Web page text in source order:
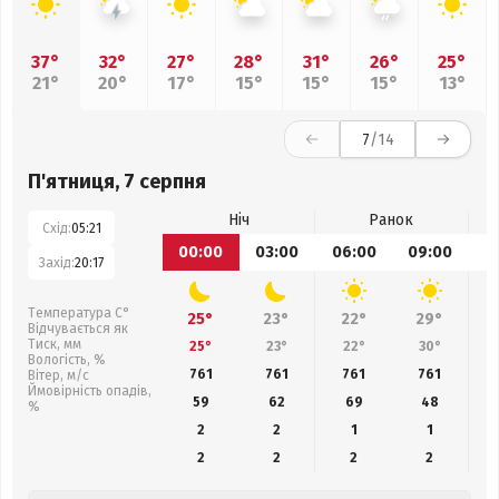
37°
21°
32°
20°
27°
17°
28°
15°
31°
15°
26°
15°
25°
13°
7/14
П'ятниця, 7 серпня
Схід:05:21
Захід:20:17
Температура С°
Відчувається як
Тиск, мм
Вологість, %
Вітер, м/с
Ймовірність опадів,
%
Ніч
Ранок
00:00
03:00 06:00 09:00
25° 23° 22° 29°
25° 23° 22° 30°
761
761 761 761
59
62 69 48
2
2 1
1
2
2 2 2